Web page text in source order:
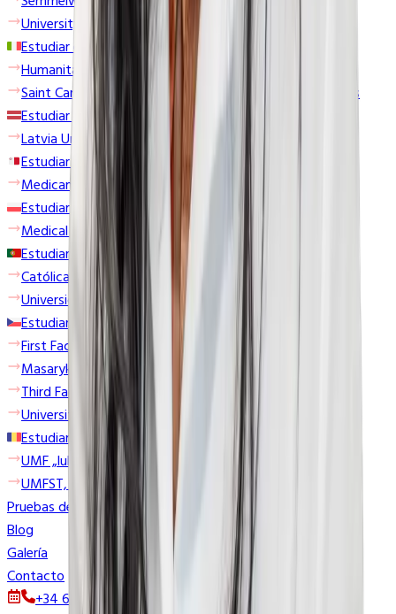
University of Veterinary Medicine Budapest
Estudiar en Italia
Humanitas University
Saint Camillus International University of Health Sciences
Estudiar en Letonia
Latvia University of Life Sciences and Technologies
Estudiar en Malta
Medicampus Europeo
Estudiar en Polonia
Medical University of Białystok
Estudiar en Portugal
Católica Medical School
Universidade Fernando Pessoa
Estudiar en República Checa
First Faculty of Medicine- Charles University
Masaryk University
Third Faculty of Medicine - Charles University
University of Ostrava
Estudiar en Rumanía
UMF „Iuliu Haţieganu” Cluj-Napoca
UMFST, Târgu Mures
Pruebas de acceso
Blog
Galería
Contacto
+34 628 857 477